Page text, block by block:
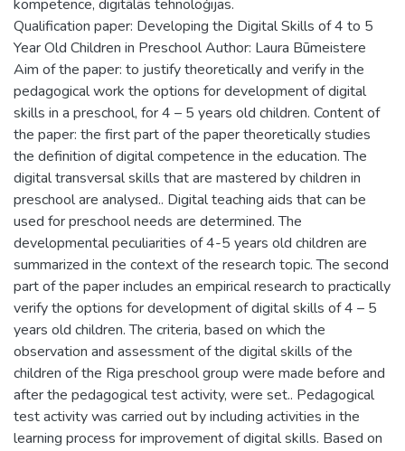
kompetence, digitālās tehnoloģijas.
Qualification paper: Developing the Digital Skills of 4 to 5
Year Old Children in Preschool Author: Laura Būmeistere
Aim of the paper: to justify theoretically and verify in the
pedagogical work the options for development of digital
skills in a preschool, for 4 – 5 years old children. Content of
the paper: the first part of the paper theoretically studies
the definition of digital competence in the education. The
digital transversal skills that are mastered by children in
preschool are analysed.. Digital teaching aids that can be
used for preschool needs are determined. The
developmental peculiarities of 4-5 years old children are
summarized in the context of the research topic. The second
part of the paper includes an empirical research to practically
verify the options for development of digital skills of 4 – 5
years old children. The criteria, based on which the
observation and assessment of the digital skills of the
children of the Riga preschool group were made before and
after the pedagogical test activity, were set.. Pedagogical
test activity was carried out by including activities in the
learning process for improvement of digital skills. Based on